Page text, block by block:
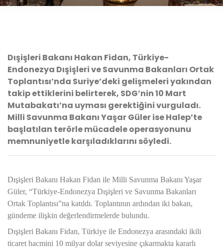
Dışişleri Bakanı Hakan Fidan, Türkiye-
Endonezya Dışişleri ve Savunma Bakanları Ortak
Toplantısı’nda Suriye’deki gelişmeleri yakından
takip ettiklerini belirterek, SDG’nin 10 Mart
Mutabakatı’na uyması gerektiğini vurguladı.
Milli Savunma Bakanı Yaşar Güler ise Halep’te
başlatılan terörle mücadele operasyonunu
memnuniyetle karşıladıklarını söyledi.
Dışişleri Bakanı Hakan Fidan ile Milli Savunma Bakanı Yaşar
Güler, “Türkiye-Endonezya Dışişleri ve Savunma Bakanları
Ortak Toplantısı”na katıldı. Toplantının ardından iki bakan,
gündeme ilişkin değerlendirmelerde bulundu.
Dışişleri Bakanı Fidan, Türkiye ile Endonezya arasındaki ikili
ticaret hacmini 10 milyar dolar seviyesine çıkarmakta kararlı